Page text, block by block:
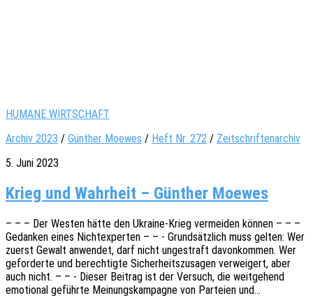
HUMANE WIRTSCHAFT
Archiv 2023 / Günther Moewes / Heft Nr. 272 / Zeitschriftenarchiv
5. Juni 2023
Krieg und Wahrheit – Günther Moewes
– – – Der Westen hätte den Ukrai­­ne-Krieg vermei­den können – – –
Gedan­ken eines Nicht­ex­per­ten – – - Grund­sätz­lich muss gelten: Wer
zuerst Gewalt anwen­det, darf nicht unge­straft davon­kom­men. Wer
gefor­der­te und berech­tig­te Sicher­heits­zu­sa­gen verwei­gert, aber
auch nicht. – – - Dieser Beitrag ist der Versuch, die weit­ge­hend
emotio­nal geführ­te Meinungs­kam­pa­gne von Partei­en und…